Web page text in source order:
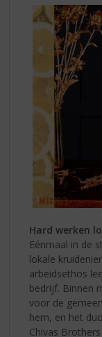
Hard werken
Eénmaal in de
lokale
arbeidsethos
bedrijf. Binnen
voor de
hem, en het
Chivas